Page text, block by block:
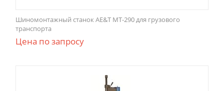
Шиномонтажный станок AE&T МТ-290 для грузового
транспорта
Цена по запросу